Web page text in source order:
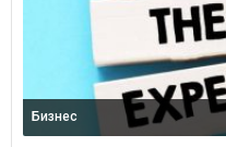
Бизнес